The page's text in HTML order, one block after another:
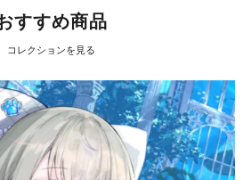
すすめ商品
コレクションを見る